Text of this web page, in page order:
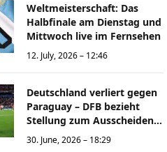
Weltmeisterschaft: Das
Halbfinale am Dienstag und
Mittwoch live im Fernsehen
12. July, 2026 – 12:46
Deutschland verliert gegen
Paraguay – DFB bezieht
Stellung zum Ausscheiden
bei der Weltmeisterschaft
30. June, 2026 – 18:29